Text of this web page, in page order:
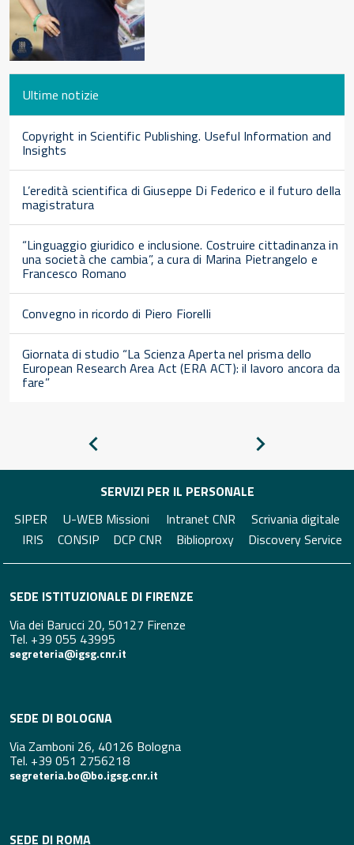
Ultime notizie
Copyright in Scientific Publishing. Useful Information and
Insights
L’eredità scientifica di Giuseppe Di Federico e il futuro della
magistratura
“Linguaggio giuridico e inclusione. Costruire cittadinanza in
una società che cambia”, a cura di Marina Pietrangelo e
Francesco Romano
Convegno in ricordo di Piero Fiorelli
Giornata di studio “La Scienza Aperta nel prisma dello
European Research Area Act (ERA ACT): il lavoro ancora da
fare”
SERVIZI PER IL PERSONALE
SIPER
U-WEB Missioni Intranet CNR
Scrivania digitale
IRIS
CONSIP DCP CNR Biblioproxy Discovery Service
SEDE ISTITUZIONALE DI FIRENZE
Via dei Barucci 20, 50127 Firenze
Tel. +39 055 43995
segreteria@igsg.cnr.it
SEDE DI BOLOGNA
Via Zamboni 26, 40126 Bologna
Tel. +39 051 2756218
segreteria.bo@bo.igsg.cnr.it
SEDE DI ROMA